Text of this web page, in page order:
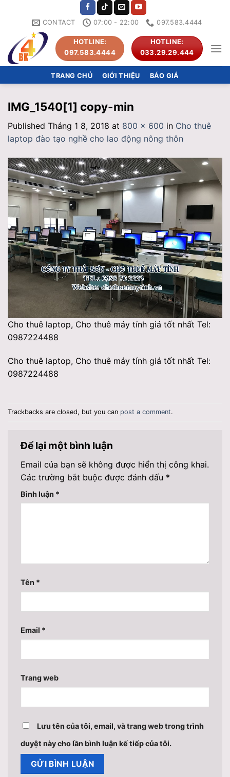
CONTACT 07:00 - 22:00 097.583.4444
HOTLINE:
097.583.4444
HOTLINE:
033.29.29.444
TRANG CHỦ GIỚI THIỆU BÁO GIÁ
IMG_1540[1] copy-min
Published Tháng 1 8, 2018 at 800 × 600 in Cho thuê
laptop đào tạo nghề cho lao động nông thôn
Cho thuê laptop, Cho thuê máy tính giá tốt nhất Tel:
0987224488
Cho thuê laptop, Cho thuê máy tính giá tốt nhất Tel:
0987224488
Trackbacks are closed, but you can post a comment.
Để lại một bình luận
Email của bạn sẽ không được hiển thị công khai.
Các trường bắt buộc được đánh dấu *
Bình luận *
Tên *
Email *
Trang web
Lưu tên của tôi, email, và trang web trong trình
duyệt này cho lần bình luận kế tiếp của tôi.